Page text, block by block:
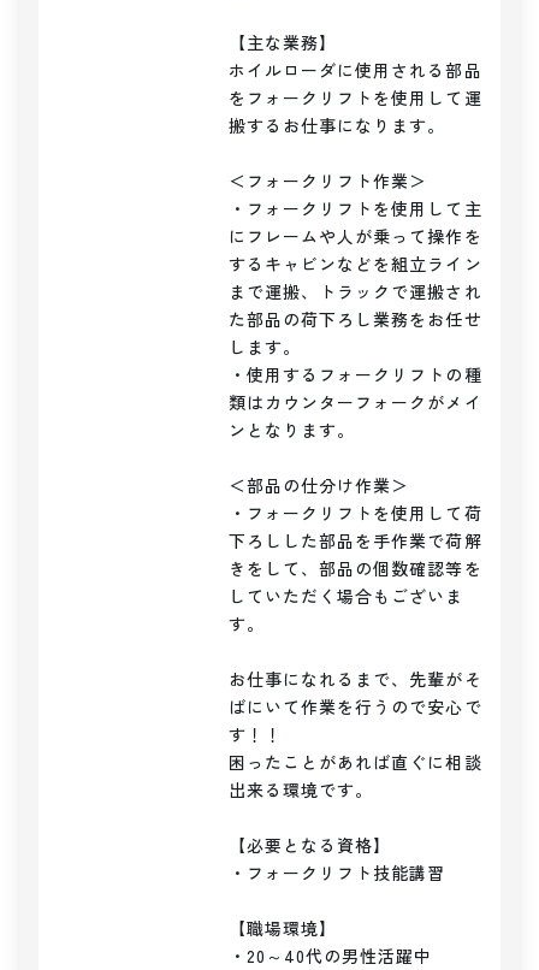
【主な業務】
ホイルローダに使用される部品
をフォークリフトを使用して運
搬するお仕事になります。
＜フォークリフト作業＞
・フォークリフトを使用して主
にフレームや人が乗って操作を
するキャビンなどを組立ライン
まで運搬、トラックで運搬され
た部品の荷下ろし業務をお任せ
します。
・使用するフォークリフトの種
類はカウンターフォークがメイ
ンとなります。
＜部品の仕分け作業＞
・フォークリフトを使用して荷
下ろしした部品を手作業で荷解
きをして、部品の個数確認等を
していただく場合もございま
す。
お仕事になれるまで、先輩がそ
ばにいて作業を行うので安心で
す！！
困ったことがあれば直ぐに相談
出来る環境です。
【必要となる資格】
・フォークリフト技能講習
【職場環境】
・20～40代の男性活躍中